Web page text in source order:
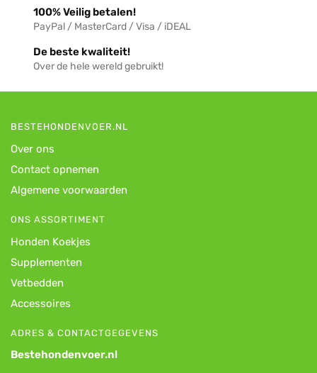
100% Veilig betalen!
PayPal / MasterCard / Visa / iDEAL
De beste kwaliteit!
Over de hele wereld gebruikt!
BESTEHONDENVOER.NL
Over ons
Contact opnemen
Algemene voorwaarden
ONS ASSORTIMENT
Honden Koekjes
Supplementen
Vetbedden
Accessoires
ADRES & CONTACTGEGEVENS
Bestehondenvoer.nl